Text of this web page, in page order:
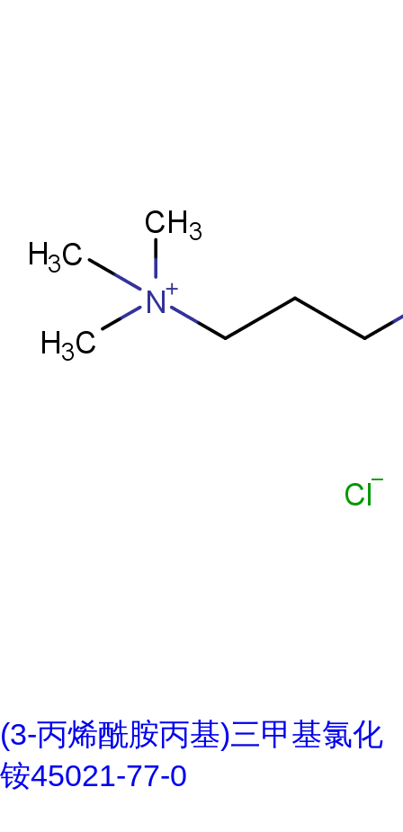
(3-丙烯酰胺丙基)三甲基氯化
铵45021-77-0